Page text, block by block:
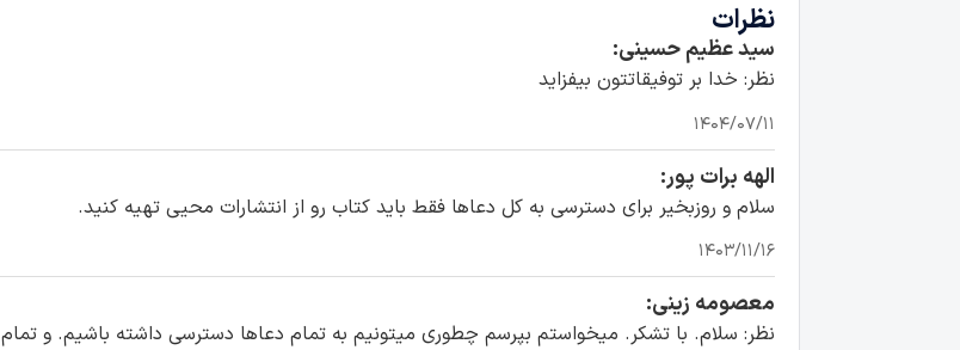
نظرات
سید عظیم حسینی:
نظر: خدا بر توفیقاتتون بیفزاید
۱۴۰۴/۰۷/۱۱
الهه برات پور:
سلام و روزبخیر برای دسترسی به کل دعاها فقط باید کتاب رو از انتشارات محیی تهیه کنید.
۱۴۰۳/۱۱/۱۶
معصومه زینی:
نظر: سلام. با تشکر. میخواستم بپرسم چطوری میتونیم به تمام دعاها دسترسی داشته باشیم. و تمام ۲۷۲دعا رو بخونیم؟؟